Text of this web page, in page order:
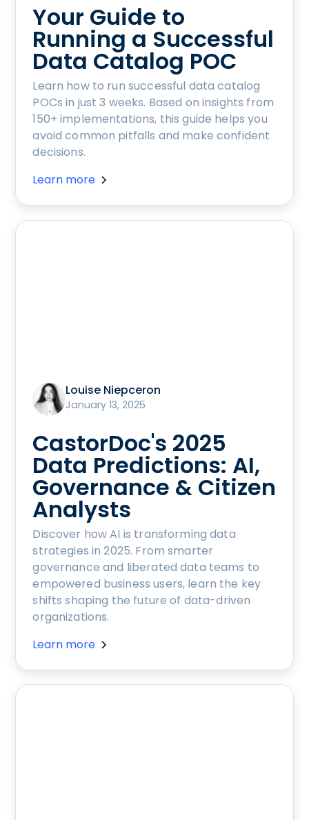
Your Guide to
Running a Successful
Data Catalog POC
Learn how to run successful data catalog
POCs in just 3 weeks. Based on insights from
150+ implementations, this guide helps you
avoid common pitfalls and make confident
decisions.
Learn more
Louise Niepceron
January 13, 2025
CastorDoc's 2025
Data Predictions: AI,
Governance & Citizen
Analysts
Discover how AI is transforming data
strategies in 2025. From smarter
governance and liberated data teams to
empowered business users, learn the key
shifts shaping the future of data-driven
organizations.
Learn more